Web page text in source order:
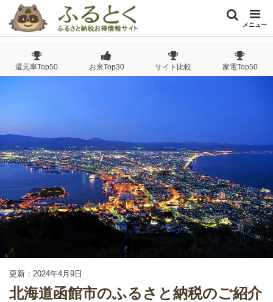
メニュー
還元率Top50 お米Top30 サイト比較 家電Top50
更新：2024年4月9日
北海道函館市のふるさと納税のご紹介